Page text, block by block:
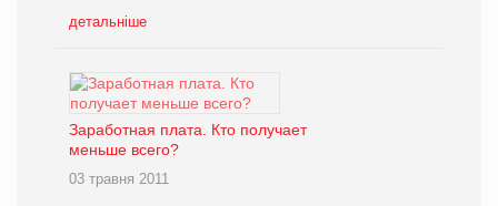
детальніше
Заработная плата. Кто получает
меньше всего?
03 травня 2011